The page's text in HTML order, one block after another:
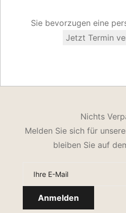
Sie bevorzugen eine
Jetzt Termin
Nichts
Melden Sie sich für
bleiben Sie auf